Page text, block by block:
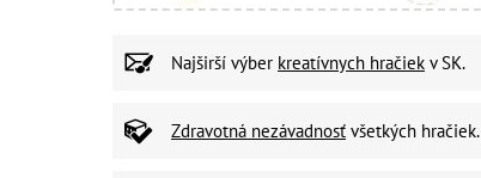
Najširší výber kreatívnych hračiek v SK.
Zdravotná nezávadnosť všetkých hračiek.